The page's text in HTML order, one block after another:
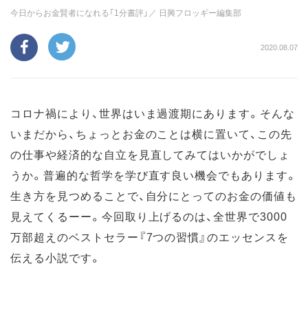
今日からお金賢者になれる「1分書評」／ 日興フロッギー編集部
2020.08.07
コロナ禍により、世界はいま過渡期にあります。そんな
いまだから、ちょっとお金のことは横に置いて、この先
の仕事や経済的な自立を見直してみてはいかがでしょ
うか。普遍的な哲学を学び直す良い機会でもあります。
生き方を見つめることで、自分にとってのお金の価値も
見えてくるーー。今回取り上げるのは、全世界で3000
万部超えのベストセラー『7つの習慣』のエッセンスを
伝える小説です。